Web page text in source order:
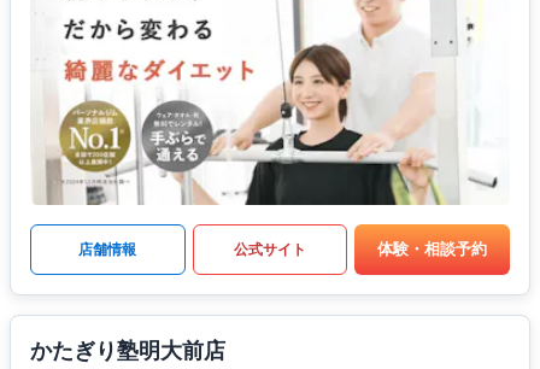
店舗情報 公式サイト 体験・相談予約
かたぎり塾明大前店